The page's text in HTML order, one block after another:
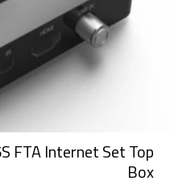
FTA Internet Set Top
Box